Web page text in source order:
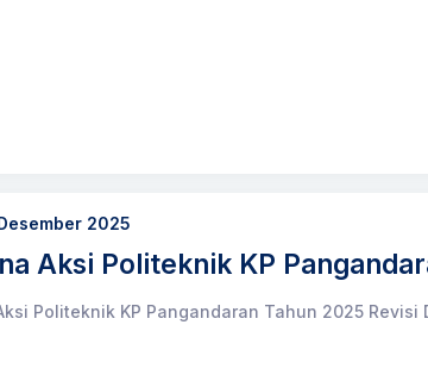
2025
Aksi Politeknik KP
Politeknik KP Pangandaran Tahun 2025 Revisi